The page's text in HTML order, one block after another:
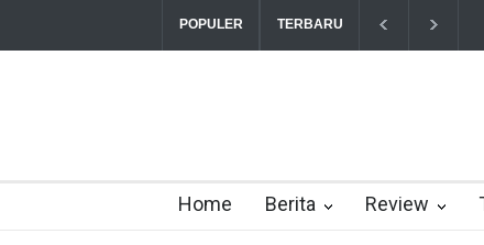
POPULER TERBARU
“Triump Over Pain” sudah hadir
Home Berita Review